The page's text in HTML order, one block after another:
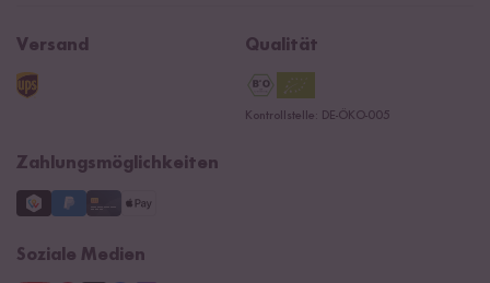
Kontaktformular
Navacopah
Reishunger Gutscheine
B2B
Datenschutzerklärung
Versand Qualität
Kontrollstelle: DE-ÖKO-005
Zahlungsmöglichkeiten
Soziale Medien